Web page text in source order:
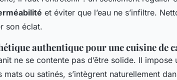
et éviter que l’eau ne s’infiltre.
son éclat.
authentique pour une cuisine de
ne se contente pas d’être solide. Il
mats ou satinés, s’intègrent naturellement